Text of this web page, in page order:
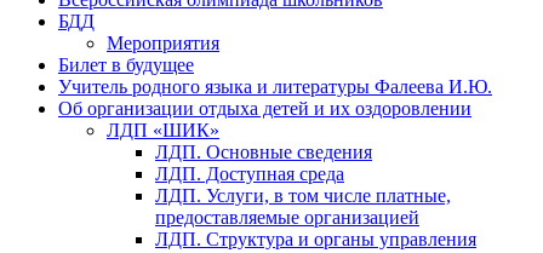
БДД
Мероприятия
Билет в будущее
Учитель родного языка и литературы Фалеева И.Ю.
Об организации отдыха детей и их оздоровлении
ЛДП «ШИК»
ЛДП. Основные сведения
ЛДП. Доступная среда
ЛДП. Услуги, в том числе платные,
предоставляемые организацией
ЛДП. Структура и органы управления